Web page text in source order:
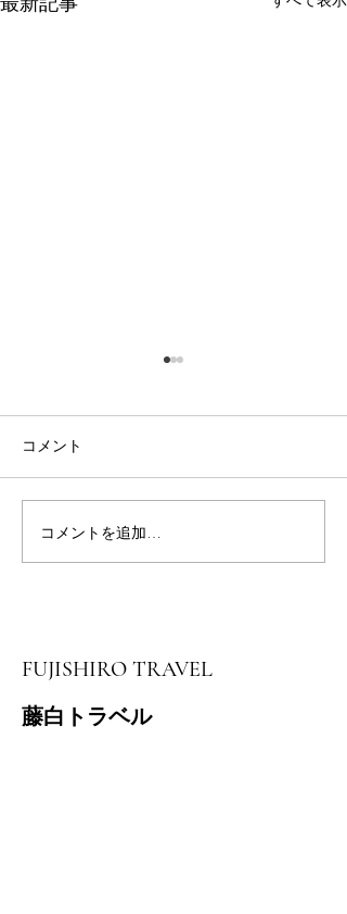
７月３０日 伏拝～本宮
大社ツアー開催
コメント
コメントを追加…
FUJISHIRO TRAVEL
藤白トラベル